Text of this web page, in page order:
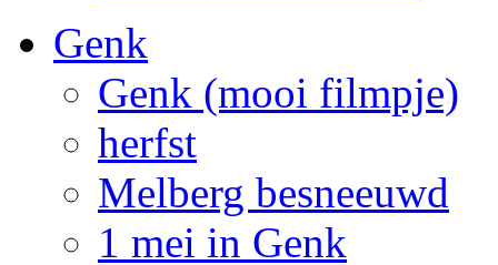
Genk
Genk (mooi filmpje)
herfst
Melberg besneeuwd
1 mei in Genk